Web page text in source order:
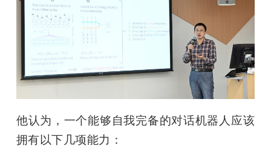
他认为，一个能够自我完备的对话机器人应该
拥有以下几项能力：